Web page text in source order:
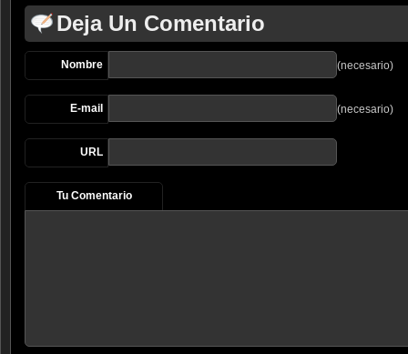
Deja Un Comentario
Nombre (necesario)
E-mail (necesario)
URL
Tu Comentario